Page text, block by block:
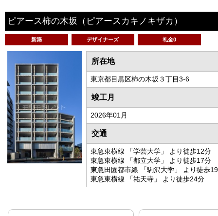
ピアース柿の木坂 （ピアースカキノキザカ）
新築 デザイナーズ 礼金0
所在地
東京都目黒区柿の木坂３丁目3-6
竣工月
2026年01月
交通
東急東横線 「学芸大学」 より徒歩12分
東急東横線 「都立大学」 より徒歩17分
東急田園都市線 「駒沢大学」 より徒歩
東急東横線 「祐天寺」 より徒歩24分